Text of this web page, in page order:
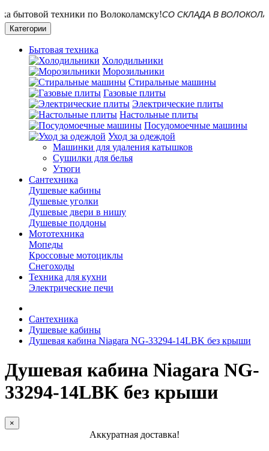
СО СКЛАДА В ВОЛОКОЛАМСКЕ!
Категории
Бытовая техника
Холодильники
Морозильники
Стиральные машины
Газовые плиты
Электрические плиты
Настольные плиты
Посудомоечные машины
Уход за одеждой
Машинки для удаления катышков
Сушилки для белья
Утюги
Сантехника
Душевые кабины
Душевые уголки
Душевые двери в нишу
Душевые поддоны
Мототехника
Мопеды
Кроссовые мотоциклы
Снегоходы
Техника для кухни
Электрические печи
Сантехника
Душевые кабины
Душевая кабина Niagara NG-33294-14LBK без крыши
Душевая кабина Niagara NG-
33294-14LBK без крыши
×
Аккуратная доставка!